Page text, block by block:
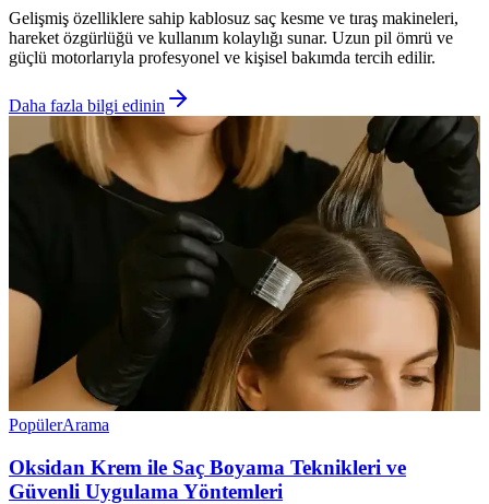
Gelişmiş özelliklere sahip kablosuz saç kesme ve tıraş makineleri,
hareket özgürlüğü ve kullanım kolaylığı sunar. Uzun pil ömrü ve
güçlü motorlarıyla profesyonel ve kişisel bakımda tercih edilir.
Daha fazla bilgi edinin
PopülerArama
Oksidan Krem ile Saç Boyama Teknikleri ve
Güvenli Uygulama Yöntemleri